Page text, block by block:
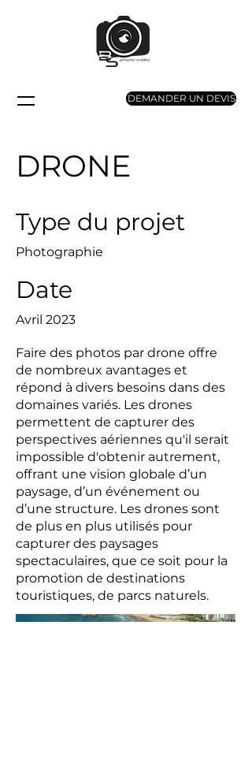
DEMANDER UN DEVIS
DRONE
Type du projet
Photographie
Date
Avril 2023
Faire des photos par drone offre
de nombreux avantages et
répond à divers besoins dans des
domaines variés. Les drones
permettent de capturer des
perspectives aériennes qu'il serait
impossible d'obtenir autrement,
offrant une vision globale d’un
paysage, d’un événement ou
d’une structure. Les drones sont
de plus en plus utilisés pour
capturer des paysages
spectaculaires, que ce soit pour la
promotion de destinations
touristiques, de parcs naturels.